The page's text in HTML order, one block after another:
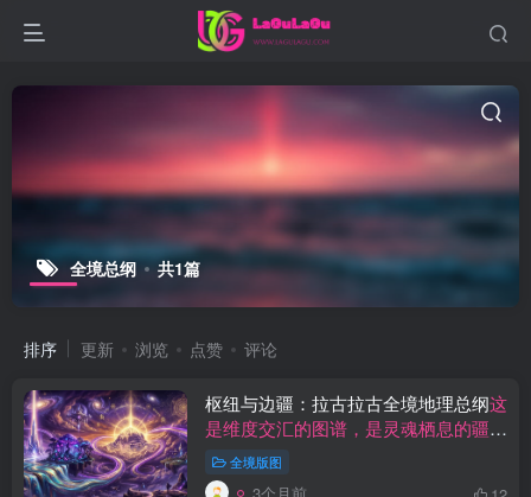
全境总纲 共1篇
排序 更新 浏览 点赞 评论
枢纽与边疆：拉古拉古全境地理总纲这
是维度交汇的图谱，是灵魂栖息的疆
域。全境版图
3个月前